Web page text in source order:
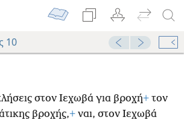
10
στον Ιεχωβά για βροχή+ τον
βροχής,+ ναι, στον Ιεχωβά